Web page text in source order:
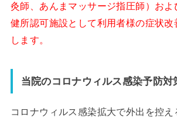
灸師、あんまマッサージ指圧師）およ
健所認可施設として利用者様の症状
します。
当院のコロナウィルス感染予防対
コロナウィルス感染拡大で外出を控え